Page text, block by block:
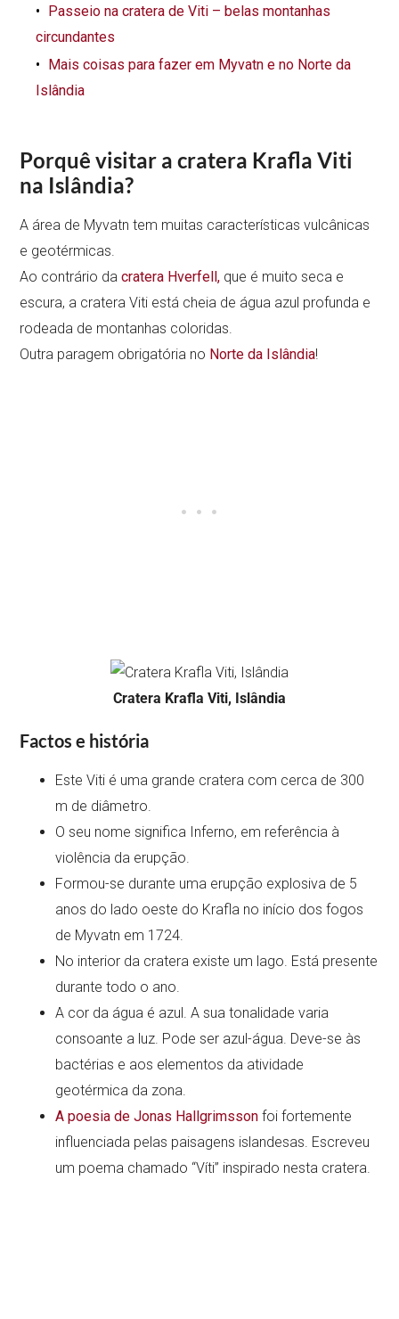
Passeio na cratera de Viti – belas montanhas
circundantes
Mais coisas para fazer em Myvatn e no Norte da
Islândia
Porquê visitar a cratera Krafla Viti
na Islândia?
A área de Myvatn tem muitas características vulcânicas
e geotérmicas.
Ao contrário dacratera Hverfell, que é muito seca e
escura, a cratera Viti está cheia de água azul profunda e
rodeada de montanhas coloridas.
Outra paragem obrigatória no Norte da Islândia!
Cratera Krafla Viti, Islândia
Factos e história
Este Viti é uma grande cratera com cerca de 300
m de diâmetro.
O seu nome significa Inferno, em referência à
violência da erupção.
Formou-se durante uma erupção explosiva de 5
anos do lado oeste do Krafla no início dos fogos
de Myvatn em 1724.
No interior da cratera existe um lago. Está presente
durante todo o ano.
A cor da água é azul. A sua tonalidade varia
consoante a luz. Pode ser azul-água. Deve-se às
bactérias e aos elementos da atividade
geotérmica da zona.
A poesia de Jonas Hallgrimsson foi fortemente
influenciada pelas paisagens islandesas. Escreveu
um poema chamado “Víti” inspirado nesta cratera.